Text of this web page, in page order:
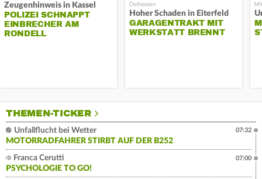
Zeugenhinweis in Kassel
POLIZEI SCHNAPPT
EINBRECHER AM
RONDELL
Hoher Schaden in Eiterfeld
GARAGENTRAKT MIT
WERKSTATT BRENNT
THEMEN-TICKER
Unfallflucht bei Wetter
MOTORRADFAHRER STIRBT AUF DER B252
07:32
Franca Cerutti
PSYCHOLOGIE TO GO!
07:00